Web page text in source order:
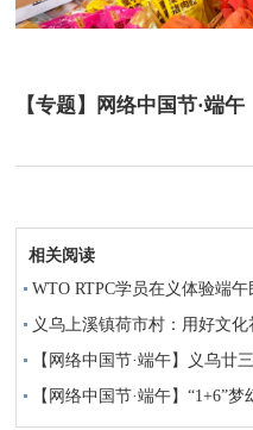
【专题】网络中国节·端午
相关阅读
WTO RTPC学员在义体验端
义乌上溪镇荷市村：用好文
【网络中国节·端午】义乌廿
谐
【网络中国节·端午】“1+6”